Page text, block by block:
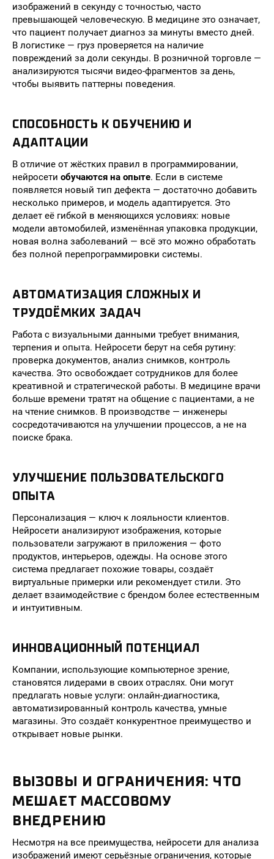
изображений в секунду с точностью, часто
превышающей человеческую. В медицине это означает,
что пациент получает диагноз за минуты вместо дней.
В логистике — груз проверяется на наличие
повреждений за доли секунды. В розничной торговле —
анализируются тысячи видео-фрагментов за день,
чтобы выявить паттерны поведения.
СПОСОБНОСТЬ К ОБУЧЕНИЮ И
АДАПТАЦИИ
В отличие от жёстких правил в программировании,
нейросети обучаются на опыте. Если в системе
появляется новый тип дефекта — достаточно добавить
несколько примеров, и модель адаптируется. Это
делает её гибкой в меняющихся условиях: новые
модели автомобилей, изменённая упаковка продукции,
новая волна заболеваний — всё это можно обработать
без полной перепрограммировки системы.
АВТОМАТИЗАЦИЯ СЛОЖНЫХ И
ТРУДОЁМКИХ ЗАДАЧ
Работа с визуальными данными требует внимания,
терпения и опыта. Нейросети берут на себя рутину:
проверка документов, анализ снимков, контроль
качества. Это освобождает сотрудников для более
креативной и стратегической работы. В медицине врачи
больше времени тратят на общение с пациентами, а не
на чтение снимков. В производстве — инженеры
сосредотачиваются на улучшении процессов, а не на
поиске брака.
УЛУЧШЕНИЕ ПОЛЬЗОВАТЕЛЬСКОГО
ОПЫТА
Персонализация — ключ к лояльности клиентов.
Нейросети анализируют изображения, которые
пользователи загружают в приложения — фото
продуктов, интерьеров, одежды. На основе этого
система предлагает похожие товары, создаёт
виртуальные примерки или рекомендует стили. Это
делает взаимодействие с брендом более естественным
и интуитивным.
ИННОВАЦИОННЫЙ ПОТЕНЦИАЛ
Компании, использующие компьютерное зрение,
становятся лидерами в своих отраслях. Они могут
предлагать новые услуги: онлайн-диагностика,
автоматизированный контроль качества, умные
магазины. Это создаёт конкурентное преимущество и
открывает новые рынки.
ВЫЗОВЫ И ОГРАНИЧЕНИЯ: ЧТО
МЕШАЕТ МАССОВОМУ
ВНЕДРЕНИЮ
Несмотря на все преимущества, нейросети для анализа
изображений имеют серьёзные ограничения, которые